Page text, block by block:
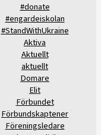
#donate
#engardeiskolan
#StandWithUkraine
Aktiva
Aktuellt
aktuellt
Domare
Elit
Förbundet
Förbundskaptener
Föreningsledare